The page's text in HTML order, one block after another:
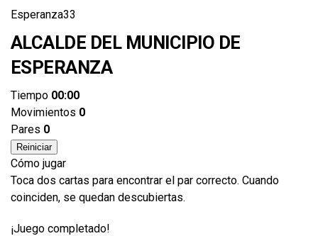
Esperanza33
ALCALDE DEL MUNICIPIO DE
ESPERANZA
Tiempo 00:00
Movimientos 0
Pares 0
Reiniciar
Cómo jugar
Toca dos cartas para encontrar el par correcto. Cuando
coinciden, se quedan descubiertas.
¡Juego completado!